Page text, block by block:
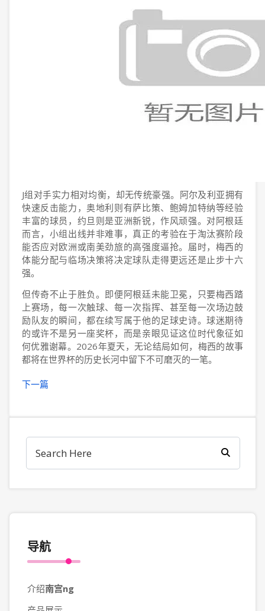
J组对手实力相对均衡，却无传统豪强。阿尔及利亚拥有
快速反击能力，奥地利则有萨比策、鲍姆加特纳等经验
丰富的球员，约旦则是亚洲新锐，作风顽强。对阿根廷
而言，小组出线并非难事，真正的考验在于淘汰赛阶段
能否应对欧洲或南美劲旅的高强度逼抢。届时，梅西的
体能分配与临场决策将决定球队走得更远还是止步十六
强。
但传奇不止于胜负。即便阿根廷未能卫冕，只要梅西踏
上赛场，每一次触球、每一次指挥、甚至每一次场边鼓
励队友的瞬间，都在续写属于他的足球史诗。球迷期待
的或许不是另一座奖杯，而是亲眼见证这位时代象征如
何优雅谢幕。2026年夏天，无论结局如何，梅西的故事
都将在世界杯的历史长河中留下不可磨灭的一笔。
下一篇
导航
介绍南宫ng